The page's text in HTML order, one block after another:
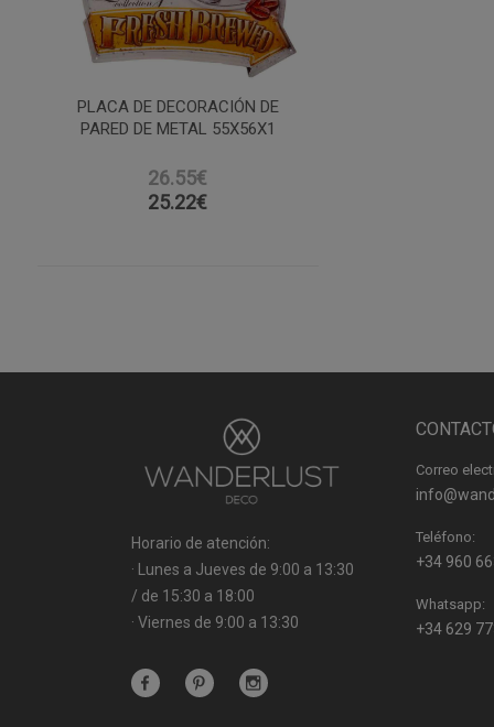
PLACA DE DECORACIÓN DE
PARED DE METAL 55X56X1
26.55€
25.22€
Horario de atención:
· Lunes a Jueves de 9:00 a 13:30
/ de 15:30 a 18:00
· Viernes de 9:00 a 13:30
Correo
Teléfono:
+34 960
Whatsapp:
+34 629